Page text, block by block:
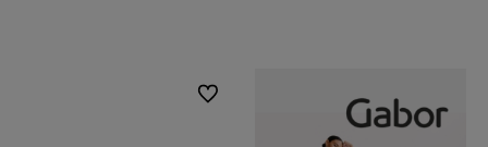
Do ulubionych